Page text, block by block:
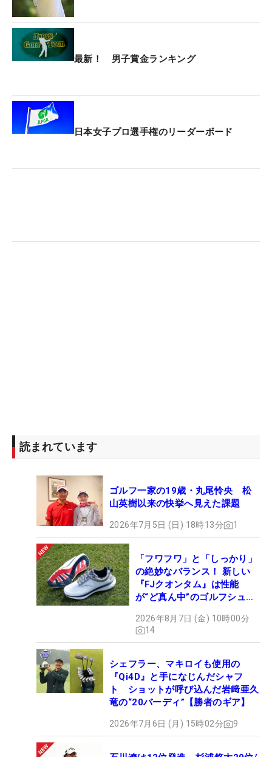
最新！ 男子賞金ランキング
日本女子プロ選手権のリーダーボード
読まれています
ゴルフ一家の19歳・丸尾怜央 松
山英樹以来の快挙へ見えた課題
2026年7月5日 (日) 18時13分 1
「フワフワ」と「しっかり」
の絶妙なバランス！ 新しい
『FJクオンタム』は性能
が“ど真ん中”のゴルフシュー
2026年8月7日 (金) 10時00分
14
シェフラー、マキロイも使用の
『Qi4D』と手になじんだシャフ
ト ショットが呼び込んだ岩﨑亜久
竜の“20バーディ”【勝者のギア】
2026年7月6日 (月) 15時02分 9